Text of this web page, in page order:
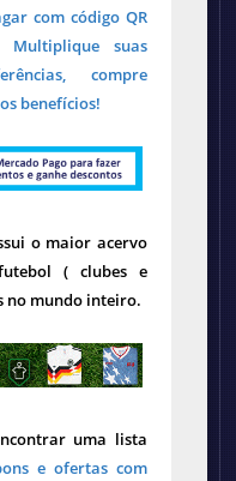
com código QR
suas
compre
benefícios!
o maior acervo
( clubes e
no mundo inteiro.
uma lista
e ofertas com